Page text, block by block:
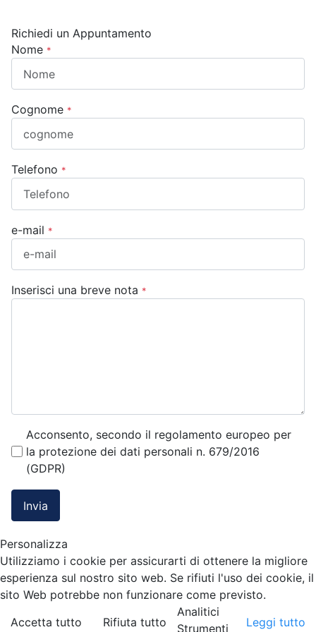
Richiedi un Appuntamento
Nome *
Cognome *
Telefono *
e-mail *
Inserisci una breve nota *
Acconsento, secondo il regolamento europeo per
la protezione dei dati personali n. 679/2016
(GDPR)
Invia
Personalizza
Utilizziamo i cookie per assicurarti di ottenere la migliore
esperienza sul nostro sito web. Se rifiuti l'uso dei cookie, il
sito Web potrebbe non funzionare come previsto.
Accetta tutto
Rifiuta tutto Leggi tutto
Analitici
Strumenti